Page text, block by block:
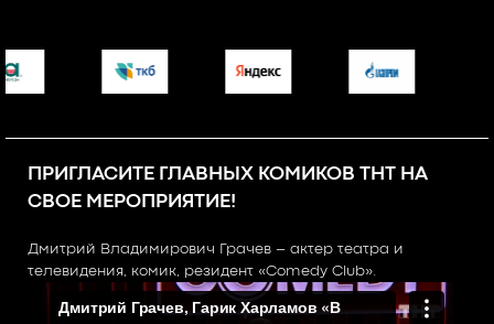
ПРИГЛАСИТЕ ГЛАВНЫХ КОМИКОВ ТНТ НА
СВОЕ МЕРОПРИЯТИЕ!
Дмитрий Владимирович Грачев – актер театра и
телевидения, комик, резидент «Comedy Club».